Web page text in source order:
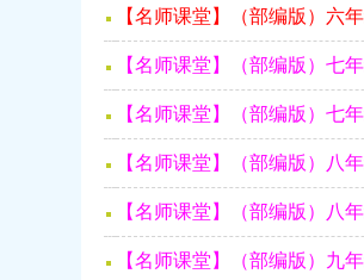
【名师课堂】（部编版）六
【名师课堂】（部编版）七
【名师课堂】（部编版）七
【名师课堂】（部编版）八
【名师课堂】（部编版）八
【名师课堂】（部编版）九